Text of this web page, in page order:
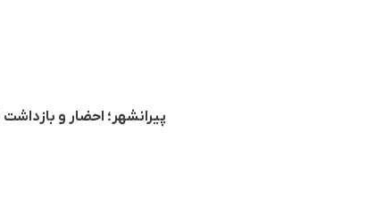
پیرانشهر؛ احضار و